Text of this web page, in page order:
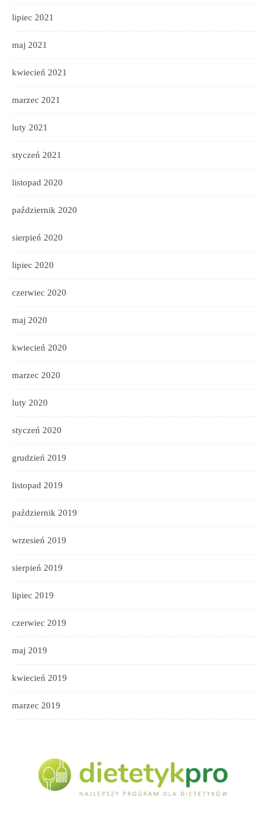
lipiec 2021
maj 2021
kwiecień 2021
marzec 2021
luty 2021
styczeń 2021
listopad 2020
październik 2020
sierpień 2020
lipiec 2020
czerwiec 2020
maj 2020
kwiecień 2020
marzec 2020
luty 2020
styczeń 2020
grudzień 2019
listopad 2019
październik 2019
wrzesień 2019
sierpień 2019
lipiec 2019
czerwiec 2019
maj 2019
kwiecień 2019
marzec 2019